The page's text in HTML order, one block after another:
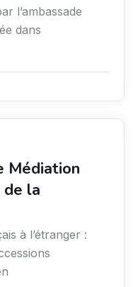
l’ambassade
dans
Médiation
la
à l’étranger :